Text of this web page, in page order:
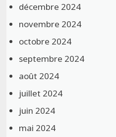
décembre 2024
novembre 2024
octobre 2024
septembre 2024
août 2024
juillet 2024
juin 2024
mai 2024